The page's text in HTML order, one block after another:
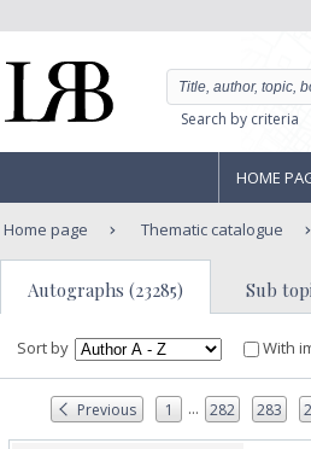
Search by criteria
HOME
Home page Thematic catalogue
Autographs (23285) Sub
Sort by With
Previous 1 ... 282 283